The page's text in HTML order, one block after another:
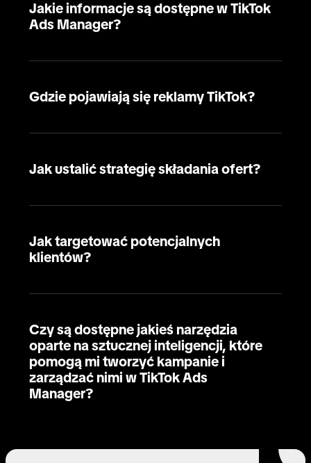
Jakie informacje są dostępne w TikTok
Ads Manager?
Gdzie pojawiają się reklamy TikTok?
Jak ustalić strategię składania ofert?
Jak targetować potencjalnych
klientów?
Czy są dostępne jakieś narzędzia
oparte na sztucznej inteligencji, które
pomogą mi tworzyć kampanie i
zarządzać nimi w TikTok Ads
Manager?